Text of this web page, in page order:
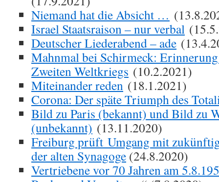
Niemand hat die Absicht …
Israel Staatsraison – nur verbal
Deutscher Liederabend – ade
Mahnmal bei Schirmeck:
Zweiten Weltkriegs (10.2.2021)
Miteinander reden (18.1.2021)
Corona: Der späte Triumph des
Bild zu Paris (bekannt) und Bild zu
(unbekannt) (13.11.2020)
Freiburg prüft Umgang mit
der alten Synagoge (24.8.2020)
Vertriebene vor 70 Jahren am